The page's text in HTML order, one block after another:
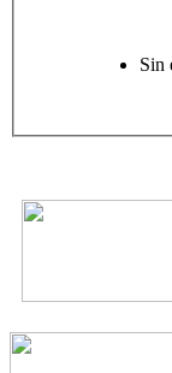
Sin